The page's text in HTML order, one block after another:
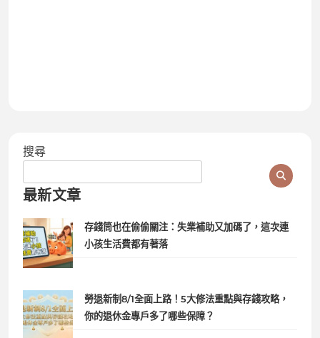
搜尋
最新文章
存錢筒也在偷偷關注：失業補助又加碼了，這次連
小孩生活費都有著落
勞退新制8/1全面上路！5大修法重點與存錢攻略，
你的退休金專戶多了哪些保障？